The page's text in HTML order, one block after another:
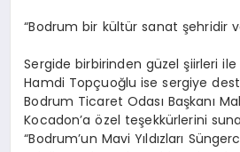
“Bodrum bir kültür sanat şehridir
Sergide birbirinden güzel şiirleri
Hamdi Topçuoğlu ise sergiye
Bodrum Ticaret Odası Başkanı
Kocadon’a özel teşekkürlerini
“Bodrum’un Mavi Yıldızları